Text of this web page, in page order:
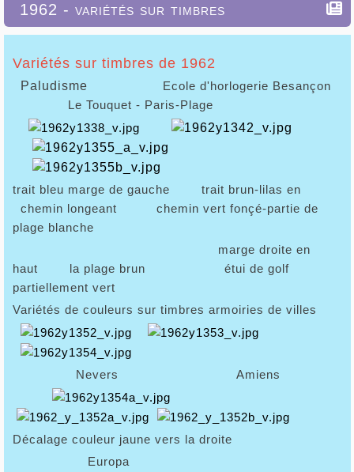
1962 - variétés sur timbres
Variétés sur timbres de 1962
Paludisme
Ecole d'horlogerie Besançon
Le Touquet - Paris-Plage
trait bleu marge de gauche trait brun-lilas en
chemin longeant chemin vert fonçé-partie de
plage blanche
marge droite en
haut la plage brun étui de golf
partiellement vert
Variétés de couleurs sur timbres armoiries de villes
Nevers Amiens
Décalage couleur jaune vers la droite
Europa